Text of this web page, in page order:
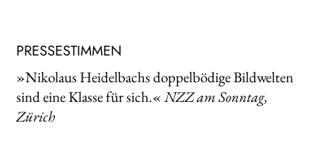
PRESSESTIMMEN
»Nikolaus Heidelbachs doppelbödige Bildwelten
sind eine Klasse für sich.« NZZ am Sonntag,
Zürich